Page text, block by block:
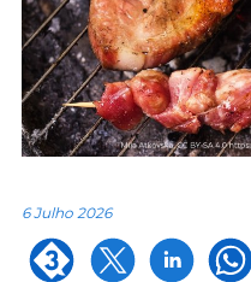
6 Julho 2026